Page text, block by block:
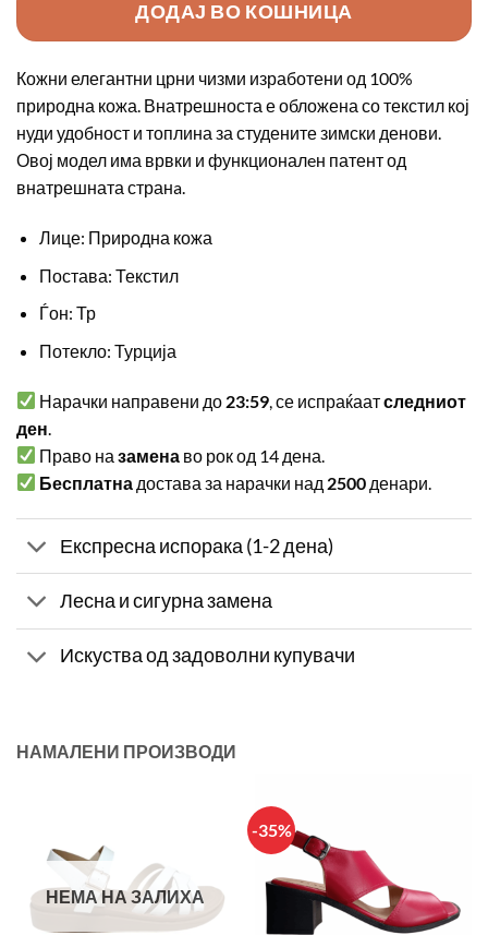
ДОДАЈ ВО КОШНИЦА
Кожни елегантни црни чизми изработени од 100%
природна кожа. Внатрешноста е обложена со текстил кој
нуди удобност и топлина за студените зимски денови.
Овој модел има врвки и функционалeн патент од
внатрешната странa.
Лице: Природна кожа
Постава: Текстил
Ѓон: Тр
Потекло: Турција
Нарачки направени до 23:59 , се испраќаатследниот
ден
Право назамена во рок од 14 дена.
Бесплатна достава за нарачки над 2500 денари.
Експресна испорака (1-2 дена)
Лесна и сигурна замена
Искуства од задоволни купувачи
НАМАЛЕНИ ПРОИЗВОДИ
НЕМА НА ЗАЛИХА
-35%